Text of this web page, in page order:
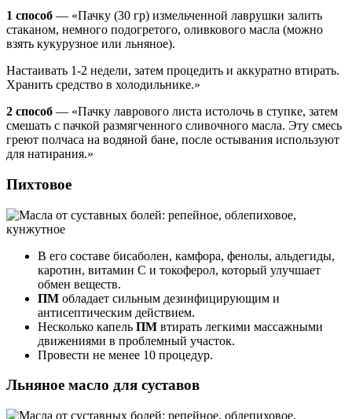
1 способ — «Пачку (30 гр) измельченной лаврушки залить
стаканом, немного подогретого, оливкового масла (можно
взять кукурузное или льняное).
Настаивать 1-2 недели, затем процедить и аккуратно втирать.
Хранить средство в холодильнике.»
2 способ — «Пачку лаврового листа истолочь в ступке, затем
смешать с пачкой размягченного сливочного масла. Эту смесь
греют полчаса на водяной бане, после остывания используют
для натирания.»
Пихтовое
В его составе бисаболен, камфора, фенолы, альдегиды,
каротин, витамин С и токоферол, который улучшает
обмен веществ.
ПМ обладает сильным дезинфицирующим и
антисептическим действием.
Несколько капель ПМ втирать легкими массажными
движениями в проблемный участок.
Провести не менее 10 процедур.
Льняное масло для суставов